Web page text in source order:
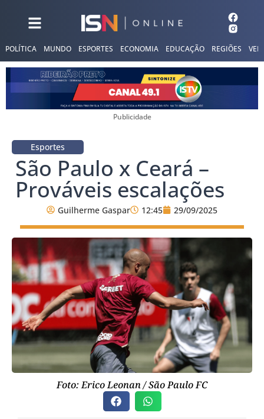
POLÍTICA MUNDO ESPORTES ECONOMIA EDUCAÇÃO REGIÕES
Publicidade
Esportes
São Paulo x Ceará –
Prováveis escalações
Guilherme Gaspar 12:45 29/09/2025
Foto: Erico Leonan / São Paulo FC